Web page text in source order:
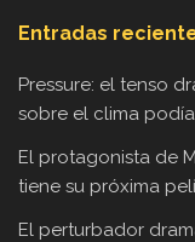
Entradas
Pressure: el tenso
sobre el clima
El protagonista de
tiene su próxima
El perturbador